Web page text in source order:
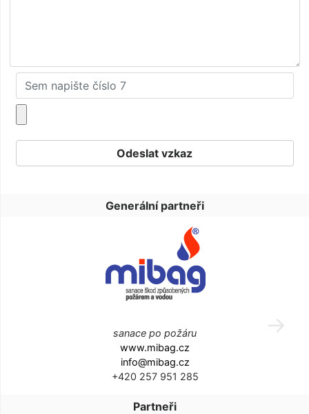
Generální partneři
sanace po požáru
www.mibag.cz
info@mibag.cz
+420 257 951 285
Partneři